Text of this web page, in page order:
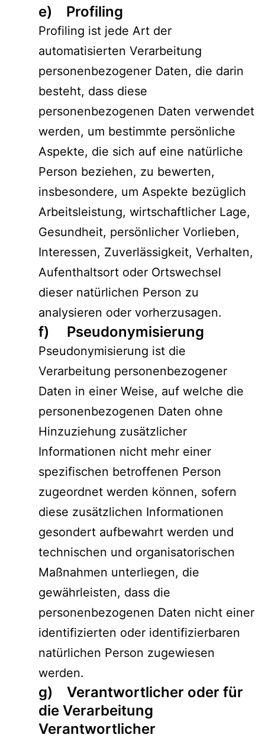
e) Profiling
Profiling ist jede Art der
automatisierten Verarbeitung
personenbezogener Daten, die darin
besteht, dass diese
personenbezogenen Daten verwendet
werden, um bestimmte persönliche
Aspekte, die sich auf eine natürliche
Person beziehen, zu bewerten,
insbesondere, um Aspekte bezüglich
Arbeitsleistung, wirtschaftlicher Lage,
Gesundheit, persönlicher Vorlieben,
Interessen, Zuverlässigkeit, Verhalten,
Aufenthaltsort oder Ortswechsel
dieser natürlichen Person zu
analysieren oder vorherzusagen.
f) Pseudonymisierung
Pseudonymisierung ist die
Verarbeitung personenbezogener
Daten in einer Weise, auf welche die
personenbezogenen Daten ohne
Hinzuziehung zusätzlicher
Informationen nicht mehr einer
spezifischen betroffenen Person
zugeordnet werden können, sofern
diese zusätzlichen Informationen
gesondert aufbewahrt werden und
technischen und organisatorischen
Maßnahmen unterliegen, die
gewährleisten, dass die
personenbezogenen Daten nicht einer
identifizierten oder identifizierbaren
natürlichen Person zugewiesen
werden.
g) Verantwortlicher oder für
die Verarbeitung
Verantwortlicher